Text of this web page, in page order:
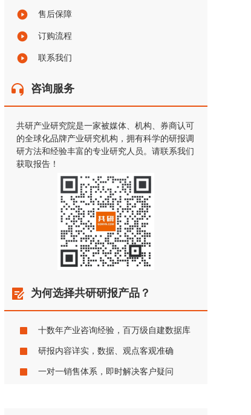
售后保障
订购流程
联系我们
咨询服务
共研产业研究院是一家被媒体、机构、券商认可
的全球化品牌产业研究机构，拥有科学的研报调
研方法和经验丰富的专业研究人员。请联系我们
获取报告！
为何选择共研研报产品？
十数年产业咨询经验，百万级自建数据库
研报内容详实，数据、观点客观准确
一对一销售体系，即时解决客户疑问